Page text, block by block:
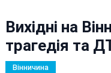
Вихідні на
трагедія та
Вінничина